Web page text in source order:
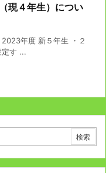
現４年生）につい
年度 新５年生 ・２
定す ...